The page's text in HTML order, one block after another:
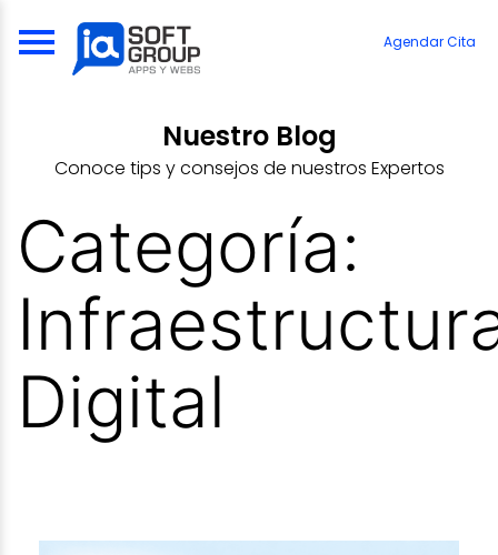
Agendar Cita
Nuestro Blog
Conoce tips y consejos de nuestros Expertos
Categoría:
Digital